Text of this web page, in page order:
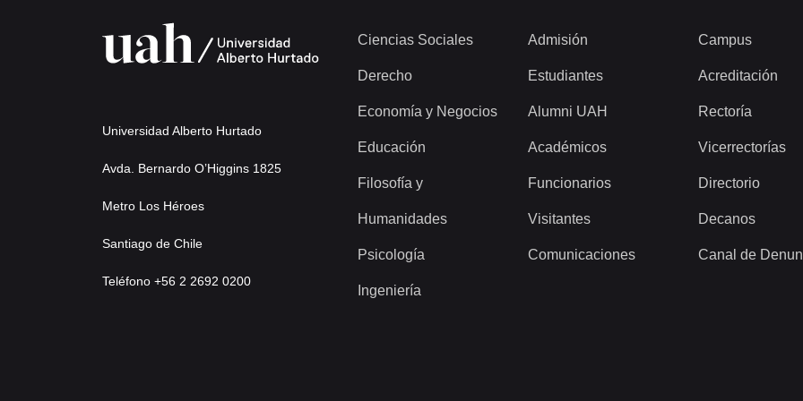
Universidad Alberto Hurtado
Avda. Bernardo O’Higgins 1825
Metro Los Héroes
Santiago de Chile
Teléfono +56 2 2692 0200
Ciencias Sociales
Derecho
Economía y Negocios
Educación
Filosofía y
Humanidades
Psicología
Ingeniería
Admisión
Estudiantes
Alumni UAH
Académicos
Funcionarios
Visitantes
Comunicaciones
Campus
Acreditación
Rectoría
Vicerrectorías
Directorio
Decanos
Canal de